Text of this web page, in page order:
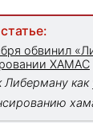
обвинил
ХАМАС
как